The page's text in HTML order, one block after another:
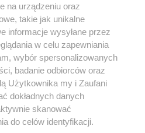
głównej
0%
na urządzeniu oraz
takie jak unikalne
informacje wysyłane przez
w celu zapewniania
wybór spersonalizowanych
badanie odbiorców oraz
Użytkownika my i Zaufani
dokładnych danych
skanować
do celów identyfikacji.